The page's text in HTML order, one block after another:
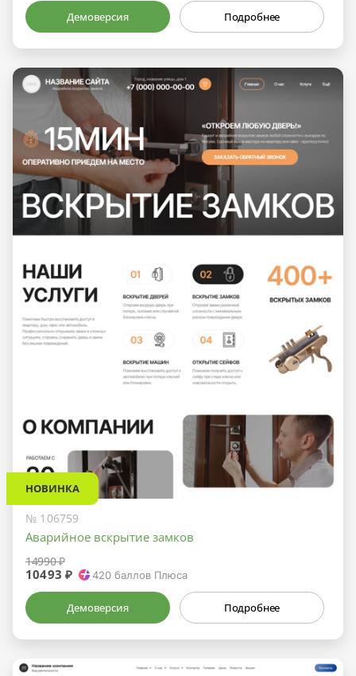
Демоверсия Подробнее
НОВИНКА
№ 106759
Аварийное вскрытие замков
14990 ₽
10493 ₽ 420 баллов Плюса
Демоверсия Подробнее